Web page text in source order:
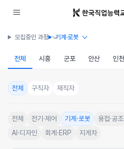
모집중인 과정 기계·로봇
전체 시흥 군포 안산 인천
전체 구직자 재직자
전체 전기·제어 기계·로봇 용접·공조
AI·디자인
회계·ERP 지게차